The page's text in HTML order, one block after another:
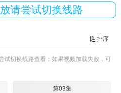
请尝试切换线路
排序
试切换线路查看；如果视频加载失败，可
第03集